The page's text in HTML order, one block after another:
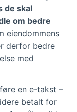
de skal
om bedre
eiendommens
derfor bedre
med
en e-takst –
betalt for